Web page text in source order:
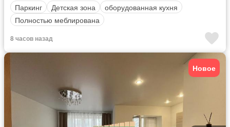
Паркинг
Детская зона
оборудованная кухня
Полностью меблирована
8 часов назад
Новое